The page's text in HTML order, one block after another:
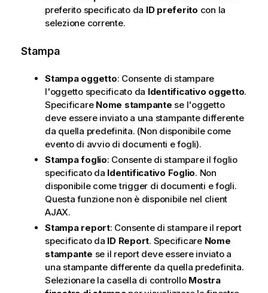
preferito specificato da ID preferito con la
selezione corrente.
Stampa
Stampa oggetto: Consente di stampare
l'oggetto specificato da Identificativo oggetto.
Specificare Nome stampante se l'oggetto
deve essere inviato a una stampante differente
da quella predefinita. (Non disponibile come
evento di avvio di documenti e fogli).
Stampa foglio: Consente di stampare il foglio
specificato da Identificativo Foglio. Non
disponibile come trigger di documenti e fogli.
Questa funzione non è disponibile nel client
AJAX.
Stampa report: Consente di stampare il report
specificato da ID Report. Specificare Nome
stampante se il report deve essere inviato a
una stampante differente da quella predefinita.
Selezionare la casella di controllo Mostra